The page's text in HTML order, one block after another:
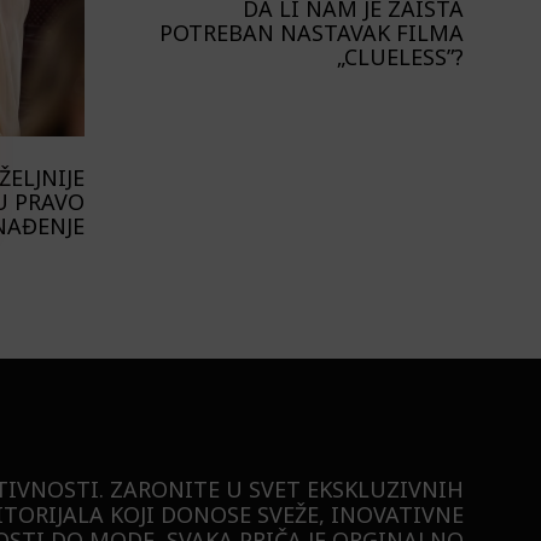
PRAVO
DA LI NAM JE ZAISTA
POTREBAN NASTAVAK FILMA
„CLUELESS”?
ZARONITE U SVET EKSKLUZIVNIH
KOJI DONOSE SVEŽE, INOVATIVNE